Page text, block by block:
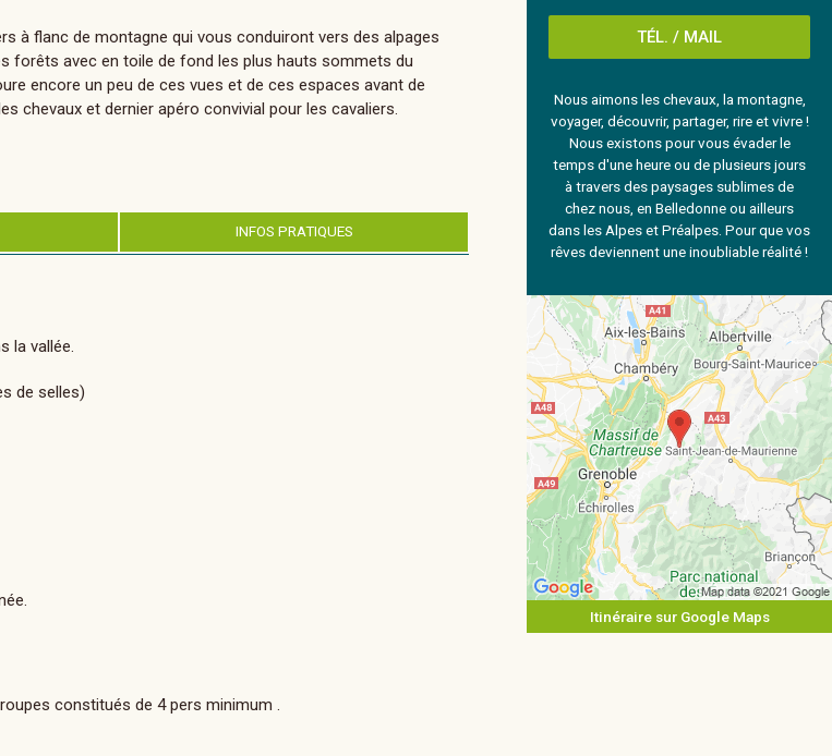
à flanc de montagne qui vous conduiront vers des alpages
forêts avec en toile de fond les plus hauts sommets du
encore un peu de ces vues et de ces espaces avant de
chevaux et dernier apéro convivial pour les cavaliers.
INFOS PRATIQUES
la vallée.
de selles)
constitués de 4 pers minimum .
TÉL. / MAIL
Nous aimons les chevaux, la montagne,
voyager, découvrir, partager, rire et vivre !
Nous existons pour vous évader le
temps d'une heure ou de plusieurs jours
à travers des paysages sublimes de
chez nous, en Belledonne ou ailleurs
dans les Alpes et Préalpes. Pour que vos
rêves deviennent une inoubliable réalité !
Itinéraire sur Google Maps